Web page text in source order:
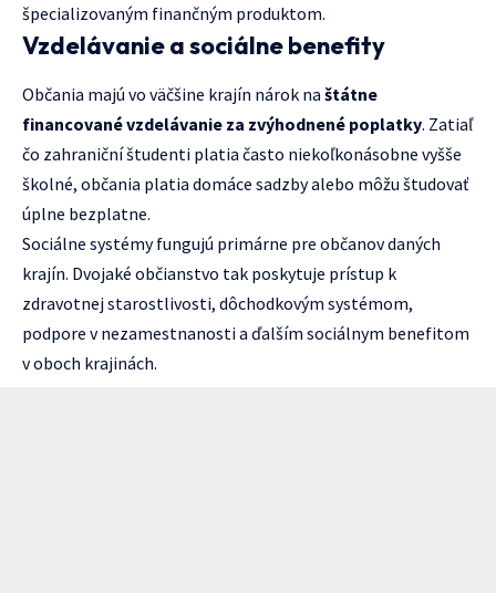
špecializovaným finančným produktom.
Vzdelávanie a sociálne benefity
Občania majú vo väčšine krajín nárok na štátne
financované vzdelávanie za zvýhodnené poplatky. Zatiaľ
čo zahraniční študenti platia často niekoľkonásobne vyšše
školné, občania platia domáce sadzby alebo môžu študovať
úplne bezplatne.
Sociálne systémy fungujú primárne pre občanov daných
krajín. Dvojaké občianstvo tak poskytuje prístup k
zdravotnej starostlivosti, dôchodkovým systémom,
podpore v nezamestnanosti a ďalším sociálnym benefitom
v oboch krajinách.